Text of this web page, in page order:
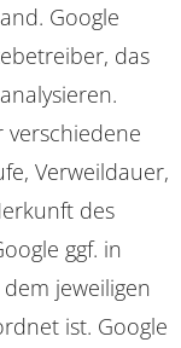
Google
das
Verweildauer,
des
ggf. in
jeweiligen
ist. Google